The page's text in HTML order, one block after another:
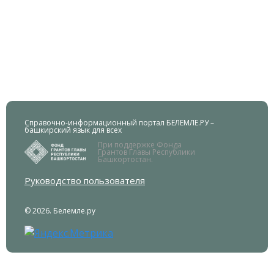
Справочно-информационный портал БЕЛЕМЛЕ.РУ –
башкирский язык для всех
При поддержке Фонда
Грантов Главы Республики
Башкортостан.
Руководство пользователя
© 2026. Белемле.ру